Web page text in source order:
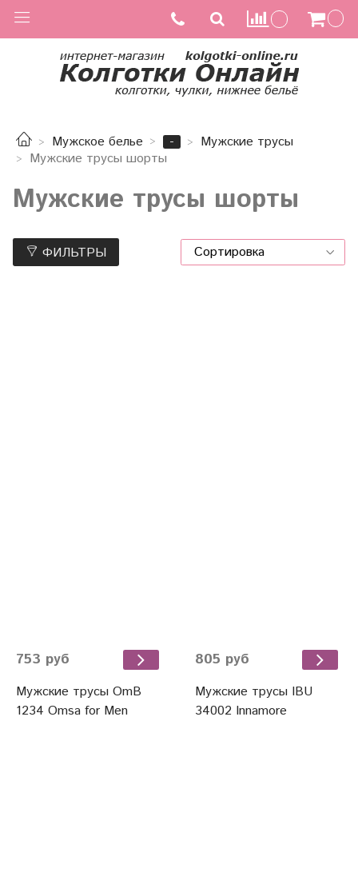
Мужское белье -
Мужские трусы
Мужские трусы шорты
Мужские трусы шорты
ФИЛЬТРЫ
753 руб
Мужские трусы OmB
1234 Omsa for Men
805 руб
Мужские трусы IBU
34002 Innamore